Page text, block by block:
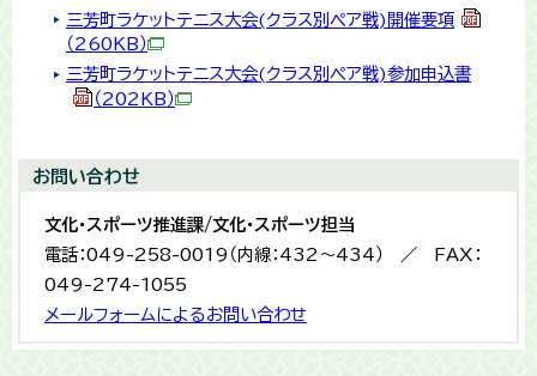
三芳町ラケットテニス大会(クラス別ペア戦)開催要項
（260KB）
三芳町ラケットテニス大会(クラス別ペア戦)参加申込書
（202KB）
お問い合わせ
文化・スポーツ推進課/文化・スポーツ担当
電話：049-258-0019（内線：432〜434） ／ FAX：
049-274-1055
メールフォームによるお問い合わせ